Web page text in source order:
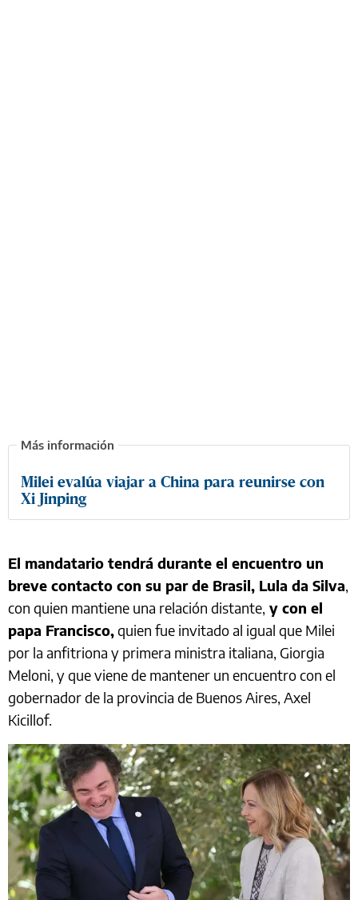
Milei evalúa viajar a China para reunirse con
Xi Jinping
El mandatario tendrá durante el encuentro un
breve contacto con su par de Brasil, Lula da Silva,
con quien mantiene una relación distante, y con el
papa Francisco,quien fue invitado al igual que Milei
por la anfitriona y primera ministra italiana, Giorgia
Meloni, y que viene de mantener un encuentro con el
gobernador de la provincia de Buenos Aires, Axel
Kicillof.